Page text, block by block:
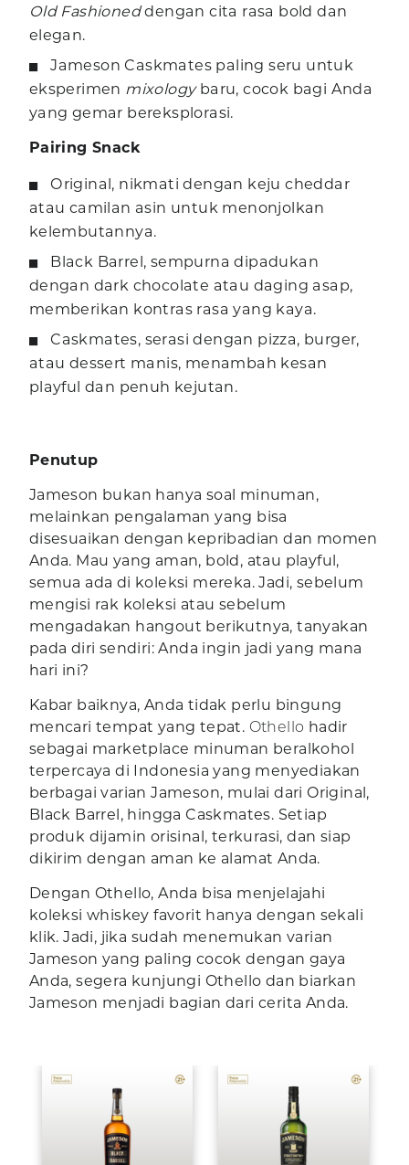
Old Fashioneddengan cita rasa bold dan
elegan.
Jameson Caskmates paling seru untuk
eksperimen mixology baru, cocok bagi Anda
yang gemar bereksplorasi.
Pairing Snack
Original, nikmati dengan keju cheddar
atau camilan asin untuk menonjolkan
kelembutannya.
Black Barrel, sempurna dipadukan
dengan dark chocolate atau daging asap,
memberikan kontras rasa yang kaya.
Caskmates, serasi dengan pizza, burger,
atau dessert manis, menambah kesan
playful dan penuh kejutan.
Penutup
Jameson bukan hanya soal minuman,
melainkan pengalaman yang bisa
disesuaikan dengan kepribadian dan momen
Anda. Mau yang aman, bold, atau playful,
semua ada di koleksi mereka. Jadi, sebelum
mengisi rak koleksi atau sebelum
mengadakan hangout berikutnya, tanyakan
pada diri sendiri: Anda ingin jadi yang mana
hari ini?
Kabar baiknya, Anda tidak perlu bingung
mencari tempat yang tepat. Othello hadir
sebagai marketplace minuman beralkohol
terpercaya di Indonesia yang menyediakan
berbagai varian Jameson, mulai dari Original,
Black Barrel, hingga Caskmates. Setiap
produk dijamin orisinal, terkurasi, dan siap
dikirim dengan aman ke alamat Anda.
Dengan Othello, Anda bisa menjelajahi
koleksi whiskey favorit hanya dengan sekali
klik. Jadi, jika sudah menemukan varian
Jameson yang paling cocok dengan gaya
Anda, segera kunjungi Othello dan biarkan
Jameson menjadi bagian dari cerita Anda.